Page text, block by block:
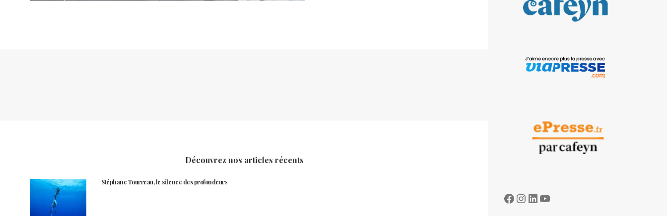
Découvrez nos articles récents
Stéphane Tourreau, le silence des profondeurs
Facebook
Instagram
LinkedIn
YouTube